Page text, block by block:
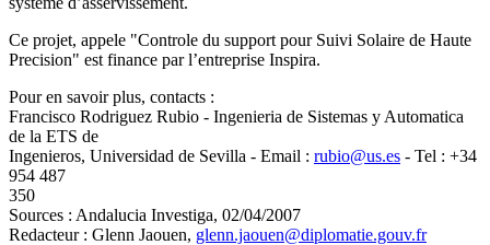
Ce projet, appele "Controle du support pour Suivi Solaire de Haute
Precision" est finance par l’entreprise Inspira.
Pour en savoir plus, contacts :
Francisco Rodriguez Rubio - Ingenieria de Sistemas y Automatica
de la ETS de
Ingenieros, Universidad de Sevilla - Email : rubio@us.es - Tel : +34
954 487
350
Sources : Andalucia Investiga, 02/04/2007
Redacteur : Glenn Jaouen, glenn.jaouen@diplomatie.gouv.fr